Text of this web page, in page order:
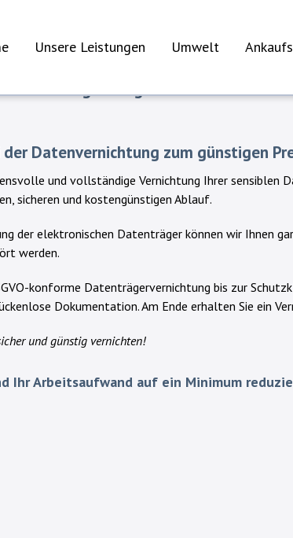
Unsere Leistungen Umwelt
Stuttgart - Sicherheit &
Datenvernichtung zum günstigen
und vollständige Vernichtung Ihrer sensiblen
sicheren und kostengünstigen Ablauf.
der elektronischen Datenträger können wir Ihnen
werden.
konforme Datenträgervernichtung bis zur
Dokumentation. Am Ende erhalten Sie ein
und günstig vernichten!
Ihr Arbeitsaufwand auf ein Minimum